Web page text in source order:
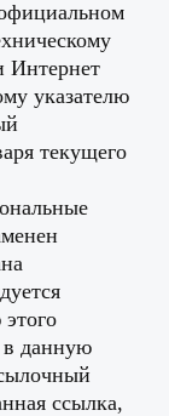
Интернет
указателю
текущего
в данную
ссылка,